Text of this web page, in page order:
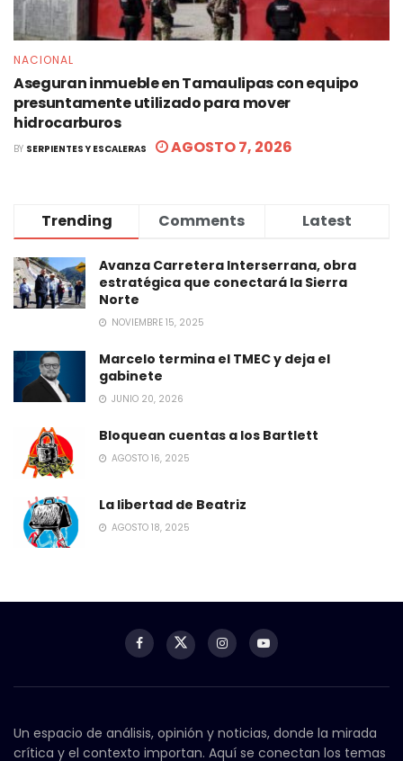
NACIONAL
Aseguran inmueble en Tamaulipas con equipo
presuntamente utilizado para mover
hidrocarburos
BY SERPIENTES Y ESCALERAS AGOSTO 7, 2026
Trending Comments Latest
Avanza Carretera Interserrana, obra
estratégica que conectará la Sierra
Norte
NOVIEMBRE 15, 2025
Marcelo termina el TMEC y deja el
gabinete
JUNIO 20, 2026
Bloquean cuentas a los Bartlett
AGOSTO 16, 2025
La libertad de Beatriz
AGOSTO 18, 2025
Un espacio de análisis, opinión y noticias, donde la mirada
crítica y el contexto importan. Aquí se conectan los temas